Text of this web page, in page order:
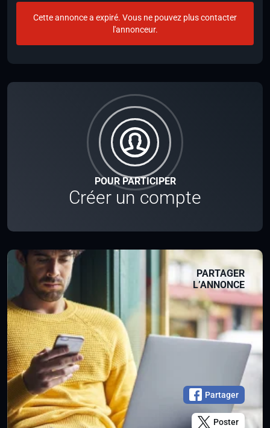
POUR PARTICIPER
Créer un compte
PARTAGER
L’ANNONCE
Partager
Poster
Cette annonce a expiré. Vous ne pouvez plus contacter
l'annonceur.